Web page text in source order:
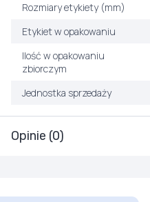
Opinie (0)
Rozmiary etykiety (mm)
Etykiet w opakowaniu
Ilość w opakowaniu
zbiorczym
Jednostka sprzedaży